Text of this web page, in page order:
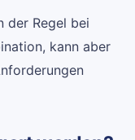
der Regel bei
kann aber